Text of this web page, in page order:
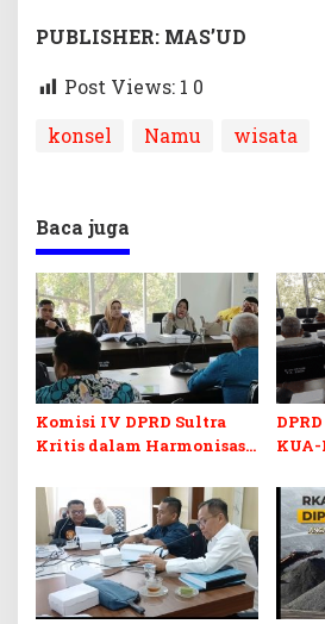
PUBLISHER: MAS’UD
Post Views: 1 0
konsel
Namu wisata
Baca juga
Komisi IV DPRD Sultra
Kritis dalam Harmonisasi
Perubahan APBD 2026
KUA-
dan